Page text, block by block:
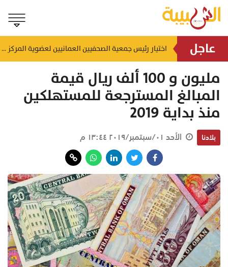
عاجل إنجاز بحري جديد.. القبطان محمد البوسعيدي أول عُماني يقود ناقلة منتجات نفطية متوسطة المدى منذ ١٣ ساعة اختيار رئيس جمعية الصحفيين العمانيين لعضوية المركز الدولي لمكافحة التضليل (ICCMD)
مليون و 100 ألف ريال قيمة
المبالغ المسترجعة للمستهلكين
منذ بداية 2019
بلادنا الأحد ٠١/سبتمبر/٢٠١٩ ١٣:٤٤ م